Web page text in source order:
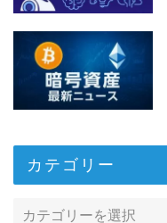
カテゴリー